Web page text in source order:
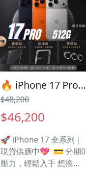
🔥 iPhone 17 Pro 512G 正式開賣！有額度快速過件🎯 想換新機？現在就是最佳時機！現貨當天審件當天過件即可以馬上寄出
$48,200
$46,200
🚀 iPhone 17 全系列 |
現貨供應中💖 💳 分期0
壓力，輕鬆入手 想換新